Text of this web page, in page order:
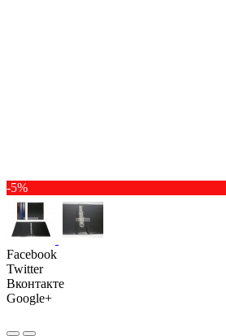
-5%
Facebook
Twitter
Вконтакте
Google+